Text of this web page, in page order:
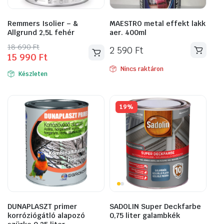
Remmers Isolier – &
Allgrund 2,5L fehér
18 690Ft
Original
price
was:
15 990 Ft
Current
price
is: Készleten
MAESTRO metal effekt lakk
aer. 400ml
2 590 Ft
Nincs raktáron
DUNAPLASZT primer
korróziógátló alapozó
19%
SADOLIN Super Deckfarbe
0,75 liter galambkék